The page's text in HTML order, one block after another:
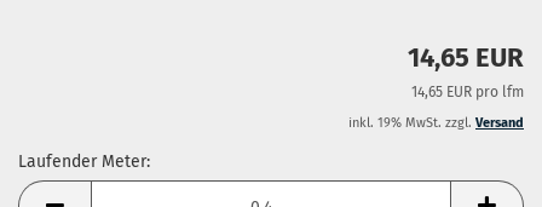
14,65 EUR
14,65 EUR pro lfm
inkl. 19% MwSt. zzgl. Versand
Laufender Meter:
Laufender